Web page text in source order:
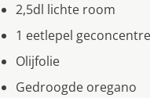
2,5dl lichte room
1 eetlepel
Olijfolie
Gedroogde oregano